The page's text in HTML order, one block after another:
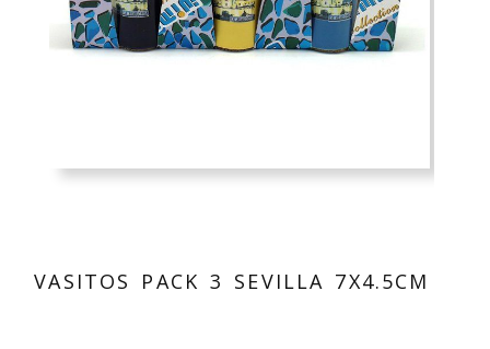
VASITOS PACK 3 SEVILLA 7X4.5CM